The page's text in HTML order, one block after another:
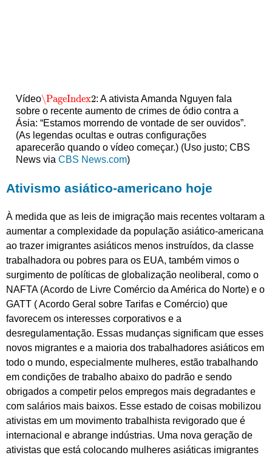
Vídeo\PageIndex2
\PageIndex2: A ativista Amanda Nguyen fala
sobre o recente aumento de crimes de ódio contra a
Ásia: “Estamos morrendo de vontade de ser ouvidos”.
(As legendas ocultas e outras configurações
aparecerão quando o vídeo começar.) (Uso justo; CBS
News via CBS News.com)
Ativismo asiático-americano hoje
À medida que as leis de imigração mais recentes voltaram a
aumentar a complexidade da população asiático-americana
ao trazer imigrantes asiáticos menos instruídos, da classe
trabalhadora ou pobres para os EUA, também vimos o
surgimento de políticas de globalização neoliberal, como o
NAFTA (Acordo de Livre Comércio da América do Norte) e o
GATT ( Acordo Geral sobre Tarifas e Comércio) que
favorecem os interesses corporativos e a
desregulamentação. Essas mudanças significam que esses
novos migrantes e a maioria dos trabalhadores asiáticos em
todo o mundo, especialmente mulheres, estão trabalhando
em condições de trabalho abaixo do padrão e sendo
obrigados a competir pelos empregos mais degradantes e
com salários mais baixos. Esse estado de coisas mobilizou
ativistas em um movimento trabalhista revigorado que é
internacional e abrange indústrias. Uma nova geração de
ativistas que está colocando mulheres asiáticas imigrantes